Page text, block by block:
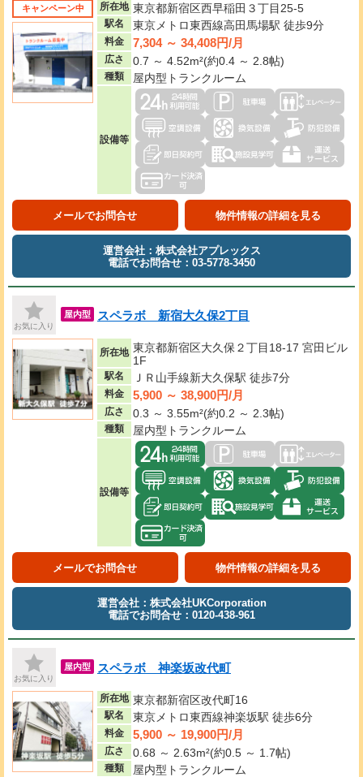
キャンペーン中 所在地 東京都新宿区西早稲田３丁目25-5
駅名 東京メトロ東西線高田馬場駅 徒歩9分
料金 7,304 ～ 34,408円/月
広さ 0.7 ～ 4.52m²(約0.4 ～ 2.8帖)
種類 屋内型トランクルーム
設備等
メールでお問合せ 物件情報の詳細を見る
運営会社：株式会社アプレックス
電話でお問合せ：03-5778-3450
お気に入り
屋内型 スペラボ 新宿大久保2丁目
所在地 東京都新宿区大久保２丁目18-17 宮田ビル
1F
駅名 ＪＲ山手線新大久保駅 徒歩7分
料金 5,900 ～ 38,900円/月
広さ 0.3 ～ 3.55m²(約0.2 ～ 2.3帖)
種類 屋内型トランクルーム
設備等
メールでお問合せ 物件情報の詳細を見る
運営会社：株式会社UKCorporation
電話でお問合せ：0120-438-961
お気に入り
屋内型 スペラボ 神楽坂改代町
所在地 東京都新宿区改代町16
駅名 東京メトロ東西線神楽坂駅 徒歩6分
料金 5,900 ～ 19,900円/月
広さ 0.68 ～ 2.63m²(約0.5 ～ 1.7帖)
種類 屋内型トランクルーム